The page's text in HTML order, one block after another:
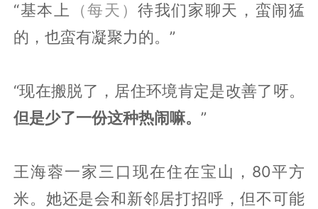
“基本上 （每天）待我们家聊天，蛮闹猛
的，也蛮有凝聚力的。”
“现在搬脱了，居住环境肯定是改善了呀。
但是少了一份这种热闹嘛。”
王海蓉一家三口现在住在宝山，80平方
米。她还是会和新邻居打招呼，但不可能